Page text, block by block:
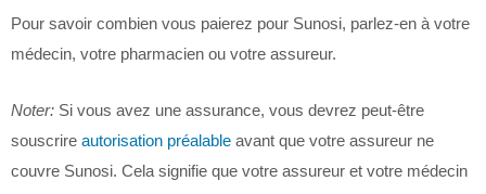
Pour savoir combien vous paierez pour Sunosi, parlez-en à votre
médecin, votre pharmacien ou votre assureur.
Noter: Si vous avez une assurance, vous devrez peut-être
souscrire autorisation préalable avant que votre assureur ne
couvre Sunosi. Cela signifie que votre assureur et votre médecin